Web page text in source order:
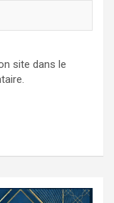
site dans le